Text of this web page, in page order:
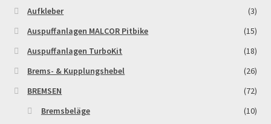
Aufkleber
(3)
Auspuffanlagen MALCOR Pitbike
(15)
Auspuffanlagen TurboKit
(18)
Brems- & Kupplungshebel
(26)
BREMSEN
(72)
Bremsbeläge
(10)